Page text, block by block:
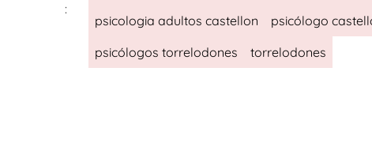
:
psicologia adultos castellon
psicólogo
psicólogos torrelodones
torrelodones